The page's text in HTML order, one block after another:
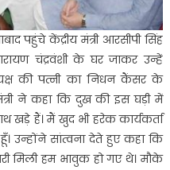
पहुंचे केंद्रीय मंत्री आरसीपी सिंह
चंद्रवंशी के घर जाकर उन्हें
की पत्नी का निधन कैंसर के
ने कहा कि दुख की इस घड़ी में
हैं। मैं खुद भी हरेक कार्यकर्ता
सांत्वना देते हुए कहा कि
मिली हम भावुक हो गए थे। मौके